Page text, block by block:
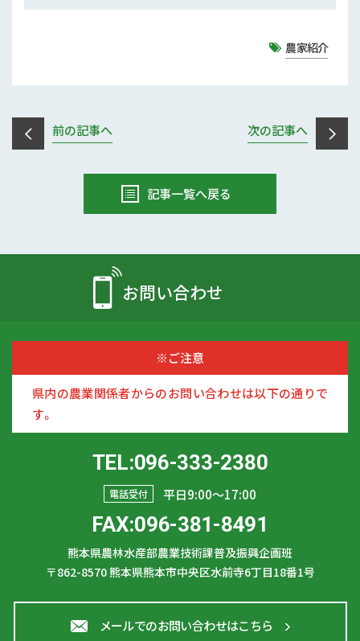
農家紹介
前の記事へ 次の記事へ
記事一覧へ戻る
お問い合わせ
※ご注意
県内の農業関係者からのお問い合わせは以下の通りで
す。
TEL:096-333-2380
電話受付 平日9:00〜17:00
FAX:096-381-8491
熊本県農林水産部農業技術課普及振興企画班
〒862-8570熊本県熊本市中央区水前寺6丁目18番1号
メールでのお問い合わせはこちら